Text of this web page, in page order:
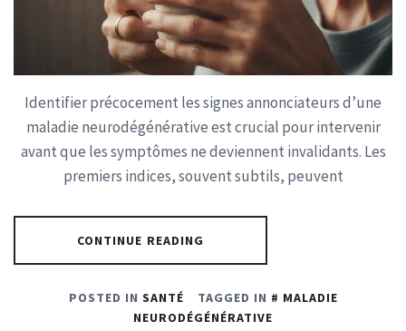
Identifier précocement les signes annonciateurs d’une
maladie neurodégénérative est crucial pour intervenir
avant que les symptômes ne deviennent invalidants. Les
premiers indices, souvent subtils, peuvent
CONTINUE READING
POSTED IN SANTÉ TAGGED IN
MALADIE
NEURODÉGÉNÉRATIVE